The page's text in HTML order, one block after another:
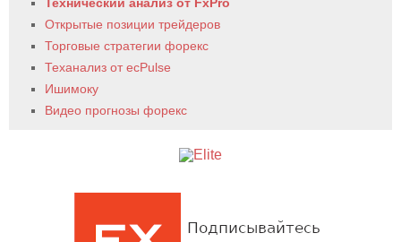
Открытые позиции трейдеров
Торговые стратегии форекс
Теханализ от ecPulse
Ишимоку
Видео прогнозы форекс